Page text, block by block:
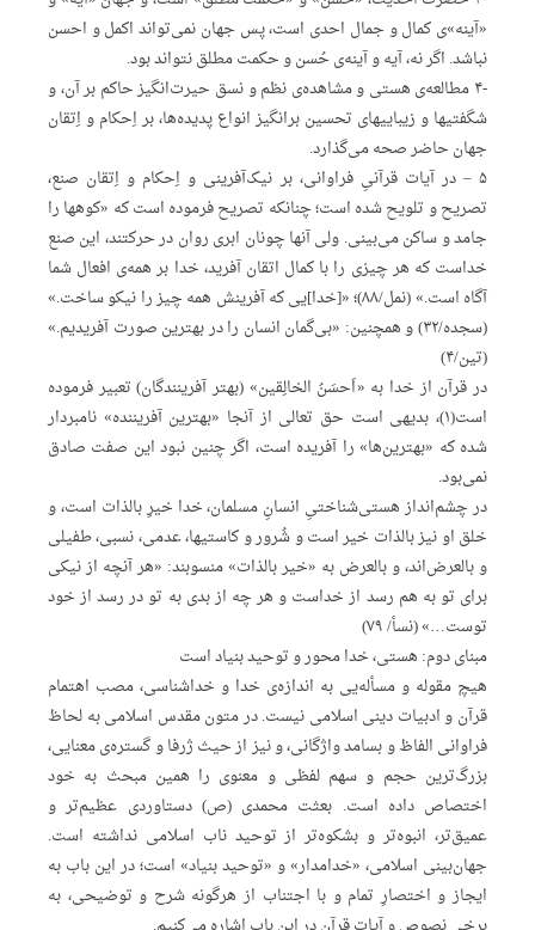
«آینه»ی‌ کمال‌ و جمال‌ احدی‌ است، پس‌ جهان‌ نمی‌تواند اکمل‌ و احسن‌
نباشد. اگر نه، آیه‌ و آینه‌ی‌ حُسن‌ و حکمت‌ مطلق‌ نتواند بود.
-۴ مطالعه‌ی‌ هستی‌ و مشاهده‌ی‌ نظم‌ و نسق‌ حیرت‌انگیز حاکم‌ بر آن، و
شگفتیها و زیباییهای‌ تحسین‌ برانگیز انواع‌ پدیده‌ها، بر اِحکام‌ و اِتقان‌
جهان‌ حاضر صحه‌ می‌گذارد.
۵ – در آیات‌ قرآنیِ‌ فراوانی، بر نیک‌آفرینی‌ و اِحکام‌ و اِتقان‌ صنع،
تصریح‌ و تلویح‌ شده‌ است؛ چنانکه‌ تصریح‌ فرموده‌ است‌ که‌ «کوهها را
جامد و ساکن‌ می‌بینی. ولی‌ آنها چونان‌ ابری‌ روان‌ در حرکتند، این‌ صنع‌
خداست‌ که‌ هر چیزی‌ را با کمال‌ اتقان‌ آفرید، خدا بر همه‌ی‌ افعال‌ شما
آگاه‌ است.» (نمل/۸۸)؛ «[خدا]یی‌ که‌ آفرینش‌ همه‌ چیز را نیکو ساخت.»
(سجده/۳۲) و همچنین: «بی‌گمان‌ انسان‌ را در بهترین‌ صورت‌ آفریدیم.»
(تین/۴)
در قرآن‌ از خدا به‌ «اَحسَنُ‌ الخالِقین» (بهتر آفرینندگان) تعبیر فرموده‌
است(۱)، بدیهی‌ است‌ حق‌ تعالی‌ از آنجا «بهترین‌ آفریننده» نامبردار
شده‌ که‌ «بهترین‌ها» را آفریده‌ است، اگر چنین‌ نبود این‌ صفت‌ صادق‌
نمی‌بود.
در چشم‌انداز هستی‌شناختیِ‌ انسانِ‌ مسلمان، خدا خیرِ‌ بالذ‌ات‌ است، و
خلق‌ او نیز بالذ‌ات‌ خیر است‌ و شُرور و کاستیها، عدمی، نسبی، طفیلی‌
و بالعرض‌اند، و بالعرض‌ به‌ «خیر بالذات» منسوبند: «هر آنچه‌ از نیکی‌
برای‌ تو به‌ هم‌ رسد از خداست‌ و هر چه‌ از بدی‌ به‌ تو در رسد از خود
توست…» (نسأ/ ۷۹)
مبنای‌ دوم: هستی، خدا محور و توحید‌ بنیاد است‌
هیچ‌ مقوله‌ و مسأله‌یی‌ به‌ اندازه‌ی‌ خدا و خداشناسی، مصب‌ اهتمام‌
قرآن‌ و ادبیات‌ دینی‌ اسلامی‌ نیست. در متون‌ مقدس‌ اسلامی‌ به‌ لحاظ‌
فراوانی‌ الفاظ‌ و بسامد واژگانی، و نیز از حیث‌ ژرفا و گستره‌ی‌ معنایی،
بزرگ‌ترین‌ حجم‌ و سهم‌ لفظی‌ و معنوی‌ را همین‌ مبحث‌ به‌ خود
اختصاص‌ داده‌ است. بعثت‌ محمدی‌ (ص) دستاوردی‌ عظیم‌تر و
عمیق‌تر، انبوه‌تر و بشکوه‌تر از توحید ناب‌ اسلامی‌ نداشته‌ است.
جهان‌بینی‌ اسلامی، «خدامدار» و «توحید‌ بنیاد» است؛ در این‌ باب‌ به‌
ایجاز و اختصارِ‌ تمام‌ و با اجتناب‌ از هرگونه‌ شرح‌ و توضیحی، به‌